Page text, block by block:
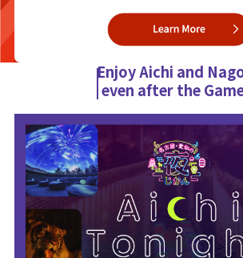
Enjoy Aichi and
even after the